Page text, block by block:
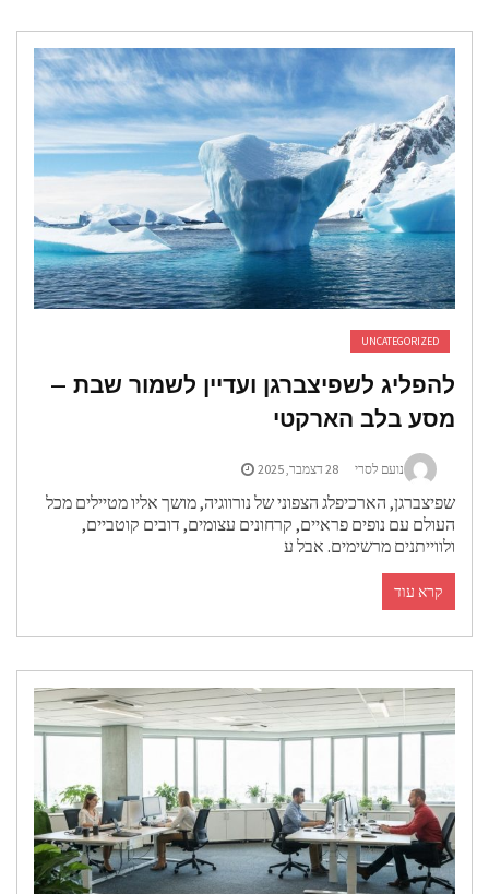
UNCATEGORIZED
לשפיצברגן ועדיין לשמור שבת –
בלב הארקטי
נועם לסרי 28 דצמבר, 2025
הארכיפלג הצפוני של נורווגיה, מושך אליו מטיילים מכל
עם נופים פראיים, קרחונים עצומים, דובים קוטביים,
מרשימים. אבל ע
קרא עוד